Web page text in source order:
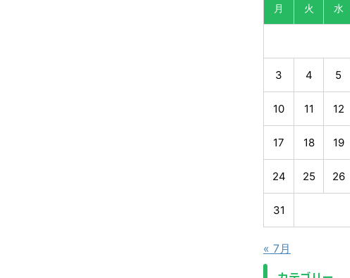
月 火 水
3 4 5
10 11 12
17 18 19
24 25 26
31
« 7月